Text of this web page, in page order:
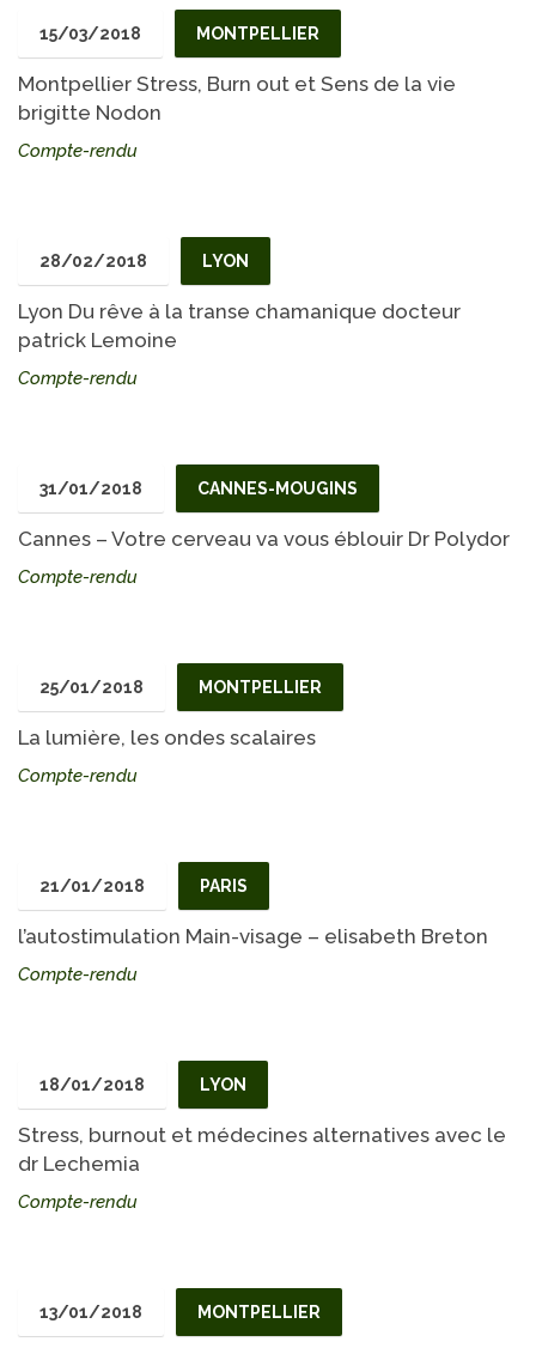
15/03/2018 MONTPELLIER
Montpellier Stress, Burn out et Sens de la vie
brigitte Nodon
Compte-rendu
28/02/2018 LYON
Lyon Du rêve à la transe chamanique docteur
patrick Lemoine
Compte-rendu
31/01/2018 CANNES-MOUGINS
Cannes – Votre cerveau va vous éblouir Dr Polydor
Compte-rendu
25/01/2018 MONTPELLIER
La lumière, les ondes scalaires
Compte-rendu
21/01/2018 PARIS
l’autostimulation Main-visage – elisabeth Breton
Compte-rendu
18/01/2018 LYON
Stress, burnout et médecines alternatives avec le
dr Lechemia
Compte-rendu
13/01/2018 MONTPELLIER